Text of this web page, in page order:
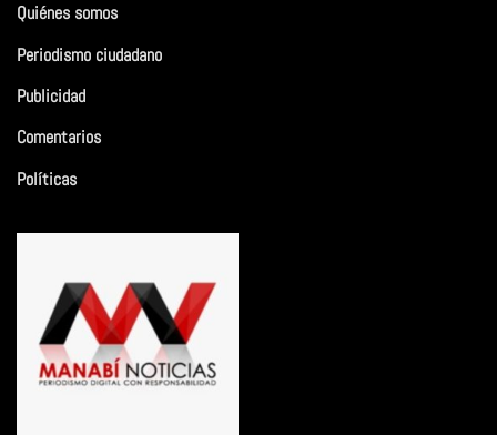
Quiénes somos
Periodismo ciudadano
Publicidad
Comentarios
Políticas